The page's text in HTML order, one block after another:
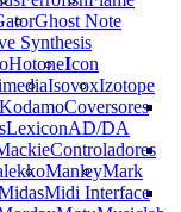
Ghost Note
Synthesis
HotoneIcon
IsovoxIzotope
Kodamo
Lexicon
ManleyMark
Coversores
AD/DA
Controladores
Midi Interface